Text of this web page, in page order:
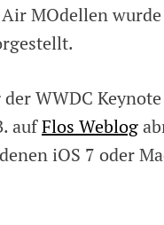
MOdellen
WWDC
aufFlos Weblog
iOS 7 oder